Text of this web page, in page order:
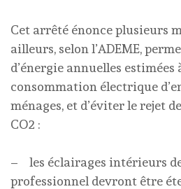
Cet arrêté énonce plusieurs
ailleurs, selon l’ADEME,
d’énergie annuelles estimées
consommation électrique
ménages, et d’éviter le rejet
CO2 :
– les éclairages intérieurs
professionnel devront être